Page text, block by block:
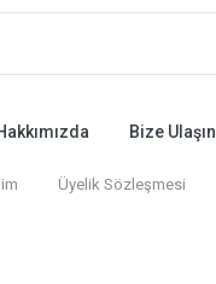
Bize Ulaşın
Üyelik Sözleşmesi